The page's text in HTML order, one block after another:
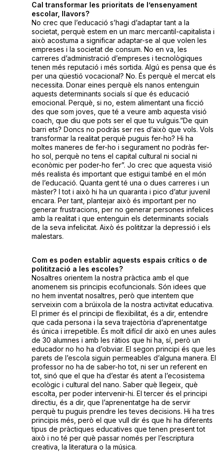
Cal transformar les prioritats de l’ensenyament
escolar, llavors?
No crec que l’educació s’hagi d’adaptar tant a la
societat, perquè estem en un marc mercantil-capitalista i
això acostuma a significar adaptar-se al que volen les
empreses i la societat de consum. No en va, les
carreres d’administració d’empreses i tecnològiques
tenen més reputació i més sortida. Algú es pensa que és
per una qüestió vocacional? No. És perquè el mercat els
necessita. Donar eines perquè els nanos entenguin
aquests determinants socials sí que és educació
emocional. Perquè, si no, estem alimentant una ficció
des que som joves, que té a veure amb aquesta visió
coach, que diu que pots ser el que tu vulguis.”De quin
barri ets? Doncs no podràs ser res d’això que vols. Vols
transformar la realitat perquè puguis fer-ho? Hi ha
moltes maneres de fer-ho i segurament no podràs fer-
ho sol, perquè no tens el capital cultural ni social ni
econòmic per poder-ho fer”. Jo crec que aquesta visió
més realista és important que estigui també en el món
de l’educació. Quanta gent té una o dues carreres i un
màster? I tot i això hi ha un quaranta i pico d’atur juvenil
encara. Per tant, plantejar això és important per no
generar frustracions, per no generar persones infelices
amb la realitat i que entenguin els determinants socials
de la seva infelicitat. Això és polititzar la depressió i els
malestars.
Com es poden establir aquests espais crítics o de
politització a les escoles?
Nosaltres orientem la nostra pràctica amb el que
anomenem sis principis ecofuncionals. Són idees que
no hem inventat nosaltres, però que intentem que
serveixin com a brúixola de la nostra activitat educativa.
El primer és el principi de flexibilitat, és a dir, entendre
que cada persona i la seva trajectòria d’aprenentatge
és única i irrepetible. És molt difícil dir això en unes aules
de 30 alumnes i amb les ràtios que hi ha, sí, però un
educador no ho ha d’obviar. El segon principi és que les
parets de l’escola siguin permeables d’alguna manera. El
professor no ha de saber-ho tot, ni ser un referent en
tot, sinó que el que ha d’estar és atent a l’ecosistema
ecològic i cultural del nano. Saber què llegeix, què
escolta, per poder intervenir-hi. El tercer és el principi
directiu, és a dir, que l’aprenentatge ha de servir
perquè tu puguis prendre les teves decisions. Hi ha tres
principis més, però el que vull dir és que hi ha diferents
tipus de pràctiques educatives que tenen present tot
això i no té per què passar només per l’escriptura
creativa, la literatura o la música.